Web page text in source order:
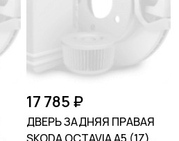
17 785 ₽
ДВЕРЬ ЗАДНЯЯ ПРАВАЯ